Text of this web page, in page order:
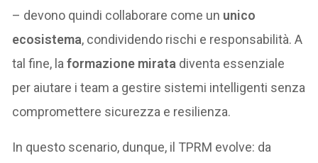
– devono quindi collaborare come un unico
ecosistema, condividendo rischi e responsabilità. A
tal fine, laformazione mirata diventa essenziale
per aiutare i team a gestire sistemi intelligenti senza
compromettere sicurezza e resilienza.
In questo scenario, dunque, il TPRM evolve: da